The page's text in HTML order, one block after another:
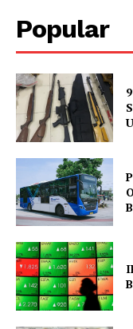
Popular